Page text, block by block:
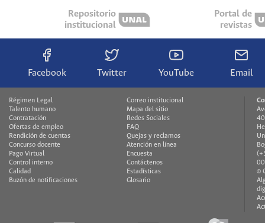
Repositorio
institucional
Portal de
revistas
Facebook Twitter YouTube Email
Régimen Legal
Talento humano
Contratación
Ofertas de empleo
Rendición de cuentas
Concurso docente
Pago Virtual
Control interno
Calidad
Buzón de notificaciones
Correo institucional
Mapa del sitio
Redes Sociales
FAQ
Quejas y reclamos
Atención en línea
Encuesta
Contáctenos
Estadísticas
Glosario
©